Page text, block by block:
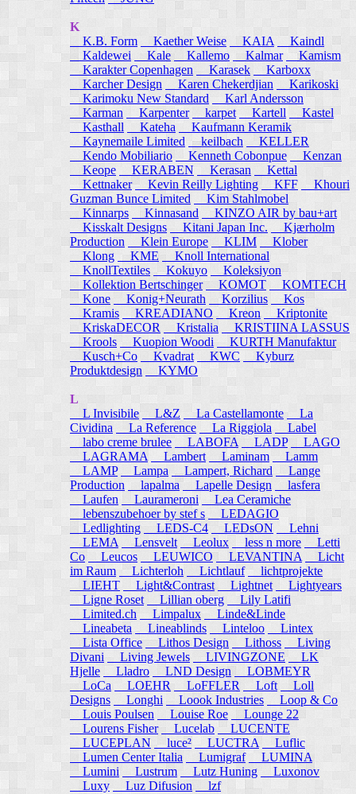
K
K.B. Form
Kaether Weise KAIA
Kaindl
Kaldewei
Kale Kallemo Kalmar
Kamism
Karakter Copenhagen
Karasek
Karboxx
Karcher Design
Karen Chekerdjian
Karikoski
Karimoku New Standard
Karl Andersson
Karman
Karpenter karpet Kartell
Kastel
Kasthall
Kateha
Kaufmann Keramik
Kaynemaile Limited keilbach
KELLER
Kendo Mobiliario
Kenneth Cobonpue
Kenzan
Keope
KERABEN Kerasan
Kettal
Kettnaker Kevin Reilly Lighting KFF
Khouri
Guzman Bunce Limited
Kim Stahlmobel
Kinnarps
Kinnasand
KINZO AIR by bau+art
Kisskalt Designs
Kitani Japan Inc.
Kjærholm
Production
Klein Europe KLIM
Klober
Klong
KME
Knoll International
KnollTextiles
Kokuyo
Koleksiyon
Kollektion Bertschinger KOMOT
KOMTECH
Kone
Konig+Neurath Korzilius
Kos
Kramis
KREADIANO Kreon
Kriptonite
KriskaDECOR
Kristalia
KRISTIINA LASSUS
Krools
Kuopion Woodi
KURTH Manufaktur
Kusch+Co
Kvadrat KWC
Kyburz
Produktdesign
KYMO
L
L Invisibile
L&Z La Castellamonte
La
Cividina
La Reference La Riggiola
Label
labo creme brulee
LABOFA LADP
LAGO
LAGRAMA
Lambert Laminam
Lamm
LAMP
Lampa Lampert, Richard
Lange
Production
lapalma Lapelle Design
lasfera
Laufen
Laurameroni
Lea Ceramiche
lebenszubehoer by stef s
LEDAGIO
Ledlighting
LEDS-C4 LEDsON
Lehni
LEMA
Lensvelt Leolux less n more
Letti
Co
Leucos LEUWICO LEVANTINA
Licht
im Raum
Lichterloh Lichtlauf lichtprojekte
LIEHT
Light&Contrast Lightnet
Lightyears
Ligne Roset
Lillian oberg
Lily Latifi
Limited.ch
Limpalux
Linde&Linde
Lineabeta
Lineablinds Linteloo
Lintex
Lista Office Lithos Design Lithoss
Living
Divani
Living Jewels LIVINGZONE
LK
Hjelle
Lladro LND Design
LOBMEYR
LoCa
LOEHR LoFFLER Loft
Loll
Designs
Longhi Loook Industries
Loop & Co
Louis Poulsen
Louise Roe
Lounge 22
Lourens Fisher
Lucelab
LUCENTE
LUCEPLAN
luce² LUCTRA
Luflic
Lumen Center Italia
Lumigraf
LUMINA
Lumini
Lustrum Lutz Huning
Luxonov
Luxy
Luz Difusion lzf